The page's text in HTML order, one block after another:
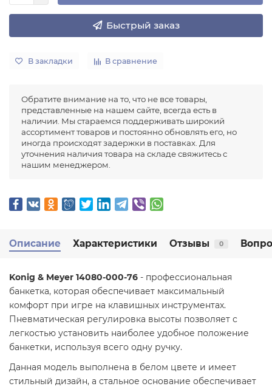
Быстрый заказ
В закладки В сравнение
Обратите внимание на то, что не все товары,
представленные на нашем сайте, всегда есть в
наличии. Мы стараемся поддерживать широкий
ассортимент товаров и постоянно обновлять его, но
иногда происходят задержки в поставках. Для
уточнения наличия товара на складе свяжитесь с
нашим менеджером.
Описание Характеристики Отзывы 0
Konig & Meyer 14080-000-76 - профессиональная
банкетка, которая обеспечивает максимальный
комфорт при игре на клавишных инструментах.
Пневматическая регулировка высоты позволяет с
легкостью установить наиболее удобное положение
банкетки, используя всего одну ручку.
Данная модель выполнена в белом цвете и имеет
стильный дизайн, а стальное основание обеспечивает